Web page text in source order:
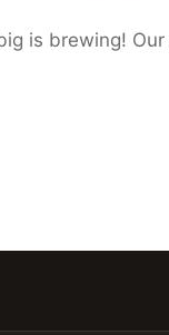
is brewing!